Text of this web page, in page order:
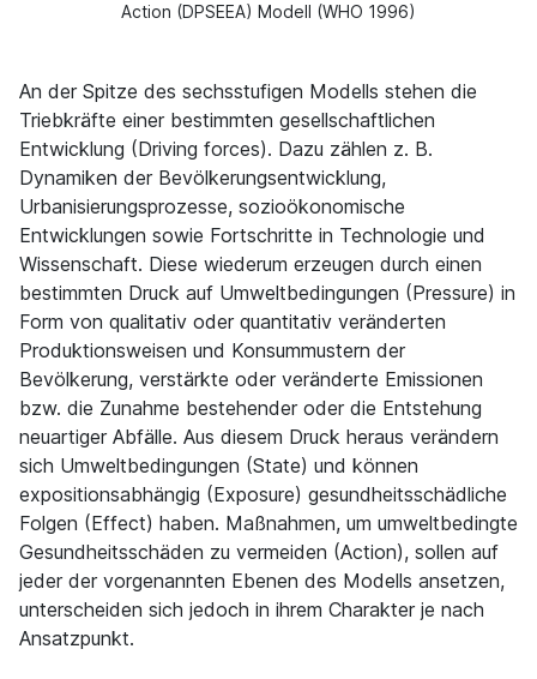
Action (DPSEEA) Modell (WHO 1996)
An der Spitze des sechsstufigen Modells stehen die
Triebkräfte einer bestimmten gesellschaftlichen
Entwicklung (Driving forces). Dazu zählen z. B.
Dynamiken der Bevölkerungsentwicklung,
Urbanisierungsprozesse, sozioökonomische
Entwicklungen sowie Fortschritte in Technologie und
Wissenschaft. Diese wiederum erzeugen durch einen
bestimmten Druck auf Umweltbedingungen (Pressure) in
Form von qualitativ oder quantitativ veränderten
Produktionsweisen und Konsummustern der
Bevölkerung, verstärkte oder veränderte Emissionen
bzw. die Zunahme bestehender oder die Entstehung
neuartiger Abfälle. Aus diesem Druck heraus verändern
sich Umweltbedingungen (State) und können
expositionsabhängig (Exposure) gesundheitsschädliche
Folgen (Effect) haben. Maßnahmen, um umweltbedingte
Gesundheitsschäden zu vermeiden (Action), sollen auf
jeder der vorgenannten Ebenen des Modells ansetzen,
unterscheiden sich jedoch in ihrem Charakter je nach
Ansatzpunkt.